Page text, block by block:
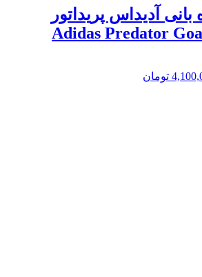
آدیداس پریداتور
Adidas Predator
تومان